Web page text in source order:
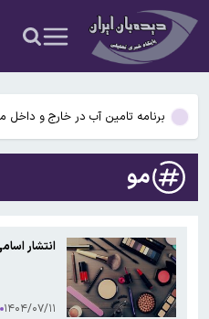
را هدف قرار دادند مجازات می کنیم
هشدار تداوم بارش‌های تابستانه و رعدوبرق در ۴
سنتکام: تجهیزات گروه ضربت ناو
دریایی همچنان آماده‌اند
برنامه تامین آب در خارج و داخل محدوده ۲۵ ساله
ستاره پرسپولیس به پیکان پیوست
نماینده مجلس: عاملان جنایات
هشدار تداوم بارش‌های تابستانه و رعدوبرق در ۴
سنتکام: تجهیزات گروه ضربت ناو
دریایی همچنان آماده‌اند
مو
انتشار
۱۴۰۴/۰۷/۱۱